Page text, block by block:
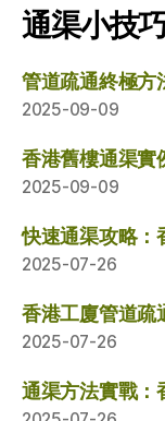
通渠小技
管道疏通終極方
2025-09-09
香港舊樓通渠實
2025-09-09
快速通渠攻略：
2025-07-26
香港工廈管道疏
2025-07-26
通渠方法實戰：